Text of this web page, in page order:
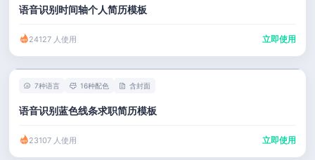
语音识别时间轴个人简历模板
24127 人使用 立即使用
7种语言 16种配色 含封面
语音识别蓝色线条求职简历模板
23107 人使用 立即使用